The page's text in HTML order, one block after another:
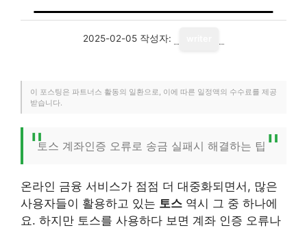
2025-02-05 작성자:
이 포스팅은 파트너스 활동의 일환으로, 이에 따른 일정액의 수수료를 제공
받습니다.
토스 계좌인증 오류로 송금 실패시 해결하는 팁
온라인 금융 서비스가 점점 더 대중화되면서, 많은
사용자들이 활용하고 있는 토스 역시 그 중 하나에
요. 하지만 토스를 사용하다 보면 계좌 인증 오류나